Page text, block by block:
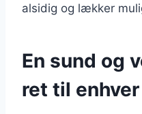
alsidig og lækker
En sund og
ret til